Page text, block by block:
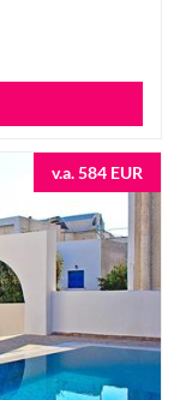
v.a. 584 EUR